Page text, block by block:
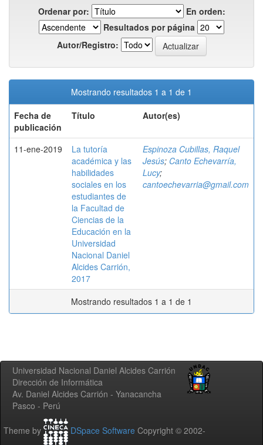
Ordenar por:
En orden:
Resultados por página
Autor/Registro:
Mostrando resultados 1 a 1 de 1
Fecha de
publicación
Título Autor(es)
11-ene-2019
La tutoría
académica y las
habilidades
sociales en los
estudiantes de
la Facultad de
Ciencias de la
Educación en la
Universidad
Nacional Daniel
Alcides Carrión,
2017
Espinoza Cubillas, Raquel
Jesús; Canto Echevarría,
Lucy;
cantoechevarria@gmail.com
Mostrando resultados 1 a 1 de 1
Universidad Nacional Daniel Alcides Carrión
Dirección de Informática
Av. Daniel Alcides Carrión - Yanacancha
Pasco - Perú
Theme by DSpace Software Copyright © 2002-